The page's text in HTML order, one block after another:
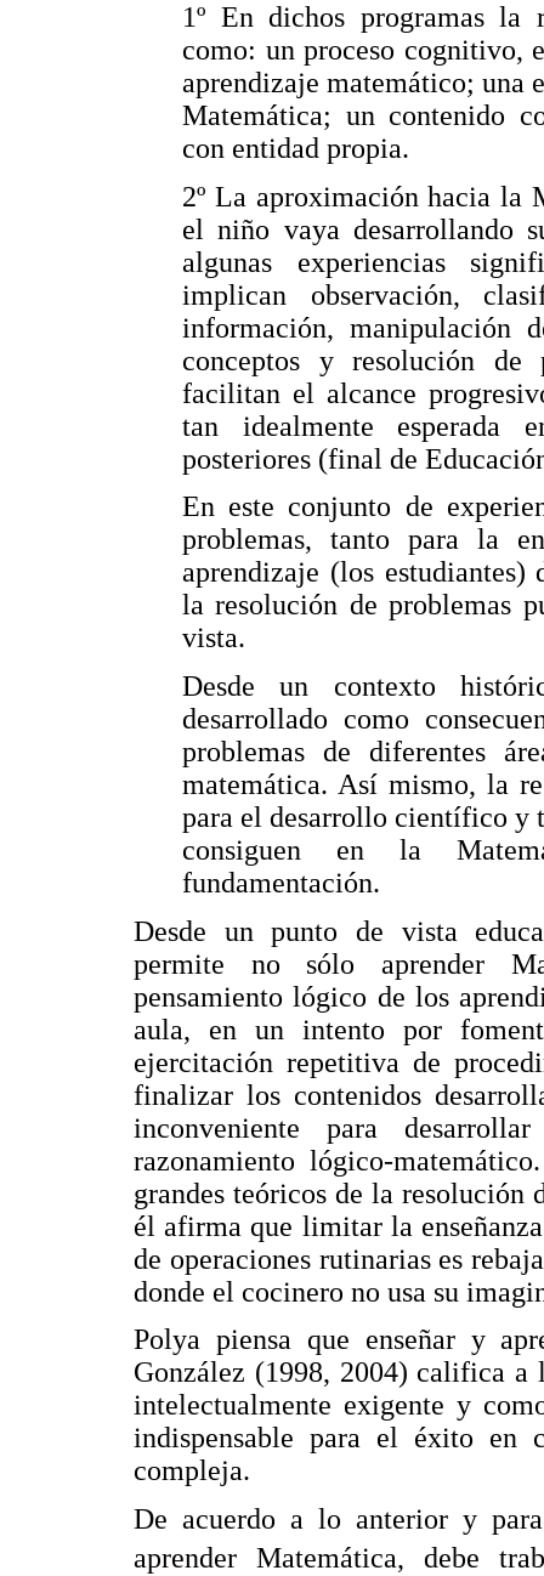
1º En dichos programas la
como: un proceso cognitivo,
aprendizaje matemático; una
Matemática; un contenido
con entidad propia.
2º La aproximación hacia la
el niño vaya desarrollando
algunas experiencias
implican observación,
información, manipulación
conceptos y resolución de
facilitan el alcance
tan idealmente esperada
posteriores (final de
En este conjunto de
problemas, tanto para la
aprendizaje (los
la resolución de problemas
vista.
Desde un contexto
desarrollado como
problemas de diferentes
matemática. Así mismo, la
para el desarrollo científico y
consiguen en la
fundamentación.
Desde un punto de vista
permite no sólo aprender
pensamiento lógico de los
aula, en un intento por
ejercitación repetitiva de
finalizar los contenidos
inconveniente para
razonamiento lógico-
grandes teóricos de la resolución
él afirma que limitar la
de operaciones rutinarias es
donde el cocinero no usa su
Polya piensa que enseñar y
González (1998, 2004) califica a
intelectualmente exigente y
indispensable para el éxito en
compleja.
De acuerdo a lo anterior y
aprender Matemática, debe